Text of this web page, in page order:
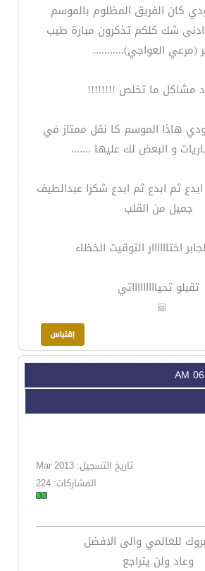
كان الفريق المظلوم بالموسم
ادنى شك كلكم تذكرون مبارة طيب
(مرعي العواجي)...........
مشاكل ما تخلص !!!!!!!!
هاذا الموسم كا نقل ممتاز في
و البعض لك عليها .......
ثم ابدع ثم ابدع شكرا عبدالطيف
جميل من القلب
اختاااااار التوقيت الخظاء
تقبلو تحياااااااااتي
تاريخ التسجيل: Mar 2013
المشاركات: 224
للعالمي والى الافضل
وعاد ولن يتراجع